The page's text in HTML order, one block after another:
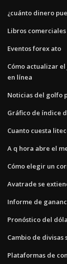
¿cuánto dinero
Libros
Eventos forex ato
Cómo actualizar
en línea
Noticias del golfo
Gráfico de índice
Cuanto cuesta
A q hora abre el
Cómo elegir un
Avatrade se
Informe de
Pronóstico del
Cambio de divisas
Plataformas de